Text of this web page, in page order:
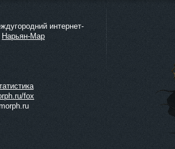
интернет-
Нарьян-Мар
fox